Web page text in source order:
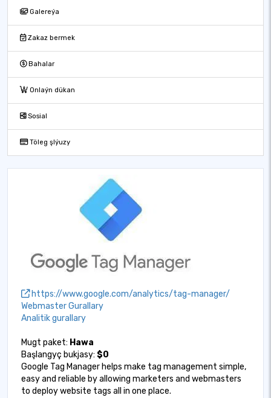
Galereýa
Zakaz bermek
Bahalar
Onlaýn dükan
Sosial
Töleg şlýuzy
https://www.google.com/analytics/tag-manager/
Webmaster Gurallary
Analitik gurallary
Mugt paket: Hawa
Başlangyç bukjasy: $0
Google Tag Manager helps make tag management simple,
easy and reliable by allowing marketers and webmasters
to deploy website tags all in one place.